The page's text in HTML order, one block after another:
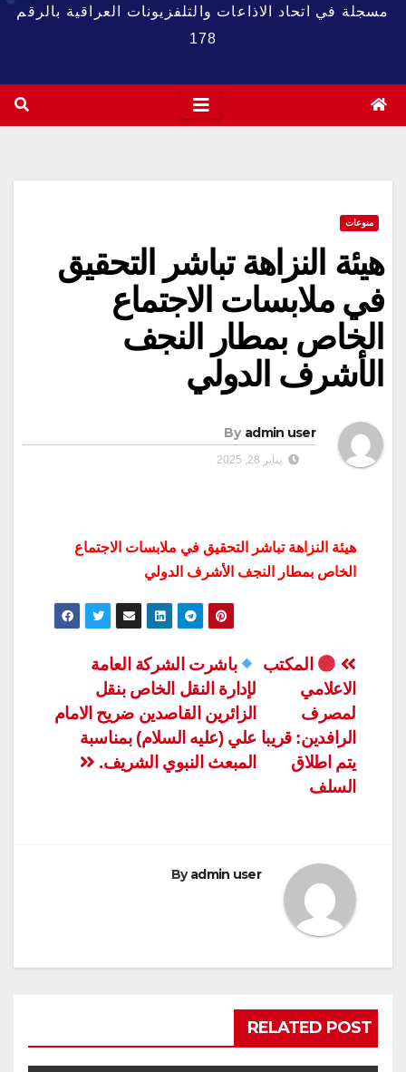
مسجلة في اتحاد الاذاعات والتلفزيونات العراقية بالرقم
178
منوعات
هيئة النزاهة تباشر التحقيق
في ملابسات الاجتماع
الخاص بمطار النجف
الأشرف الدولي
By admin user
يناير 28, 2025
هيئة النزاهة تباشر التحقيق في ملابسات الاجتماع
الخاص بمطار النجف الأشرف الدولي
تصفّح
المقالات
باشرت الشركة العامة
لإدارة النقل الخاص بنقل
الزائرين القاصدين ضريح الامام
علي (عليه السلام) بمناسبة
المبعث النبوي الشريف.
المكتب
الاعلامي
لمصرف
الرافدين: قريبا
يتم اطلاق
السلف
Byadmin user
RELATED POST